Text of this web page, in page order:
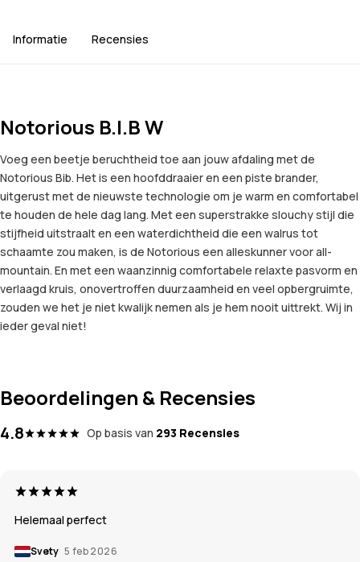
Informatie Recensies
Notorious B.I.B W
Voeg een beetje beruchtheid toe aan jouw afdaling met de
Notorious Bib. Het is een hoofddraaier en een piste brander,
uitgerust met de nieuwste technologie om je warm en comfortabel
te houden de hele dag lang. Met een superstrakke slouchy stijl die
stijfheid uitstraalt en een waterdichtheid die een walrus tot
schaamte zou maken, is de Notorious een alleskunner voor all-
mountain. En met een waanzinnig comfortabele relaxte pasvorm en
verlaagd kruis, onovertroffen duurzaamheid en veel opbergruimte,
zouden we het je niet kwalijk nemen als je hem nooit uittrekt. Wij in
ieder geval niet!
Beoordelingen & Recensies
4.8 Op basis van 293 Recensies
Helemaal perfect
Svety 5 feb 2026